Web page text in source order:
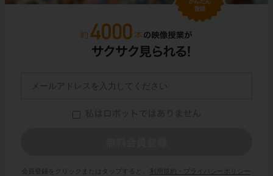
会員登録をクリックまたはタップすると、
利用規約・プライバシーポリシー